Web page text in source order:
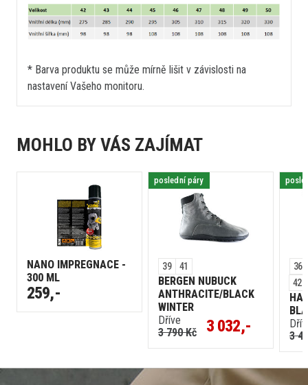
* Barva produktu se může mírně lišit v závislosti na
nastavení Vašeho monitoru.
MOHLO BY VÁS ZAJÍMAT
NANO IMPREGNACE -
300 ML
259,-
poslední páry
39 41
BERGEN NUBUCK
ANTHRACITE/BLACK
WINTER
Dříve
3 790 Kč
3 032,-
36
42
3